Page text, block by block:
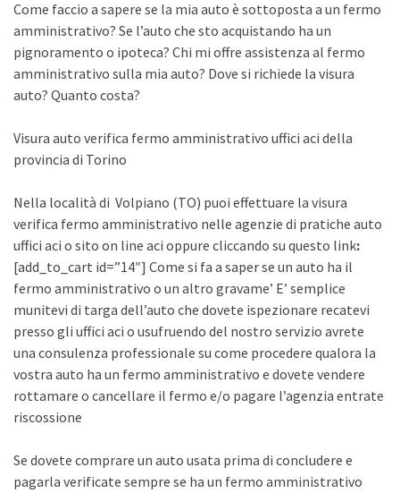
Come faccio a sapere se la mia auto è sottoposta a un fermo
amministrativo? Se l’auto che sto acquistando ha un
pignoramento o ipoteca? Chi mi offre assistenza al fermo
amministrativo sulla mia auto? Dove si richiede la visura
auto? Quanto costa?
Visura auto verifica fermo amministrativo uffici aci della
provincia di Torino
Nella località di Volpiano (TO) puoi effettuare la visura
verifica fermo amministrativo nelle agenzie di pratiche auto
uffici aci o sito on line aci oppure cliccando su questo link:
[add_to_cart id=”14″] Come si fa a saper se un auto ha il
fermo amministrativo o un altro gravame’ E’ semplice
munitevi di targa dell’auto che dovete ispezionare recatevi
presso gli uffici aci o usufruendo del nostro servizio avrete
una consulenza professionale su come procedere qualora la
vostra auto ha un fermo amministrativo e dovete vendere
rottamare o cancellare il fermo e/o pagare l’agenzia entrate
riscossione
Se dovete comprare un auto usata prima di concludere e
pagarla verificate sempre se ha un fermo amministrativo